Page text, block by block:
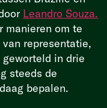
Leandro Souza.
manieren om te
representatie,
in drie
steeds de
bepalen.